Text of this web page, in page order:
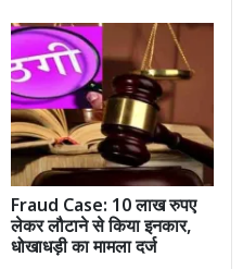
Fraud Case: 10 लाख रुपए
लेकर लौटाने से किया इनकार,
धोखाधड़ी का मामला दर्ज